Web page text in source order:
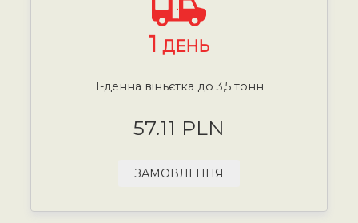
1 ДЕНЬ
1-денна віньєтка до 3,5 тонн
57.11 PLN
ЗАМОВЛЕННЯ